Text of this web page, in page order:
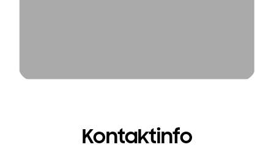
Kontaktinfo